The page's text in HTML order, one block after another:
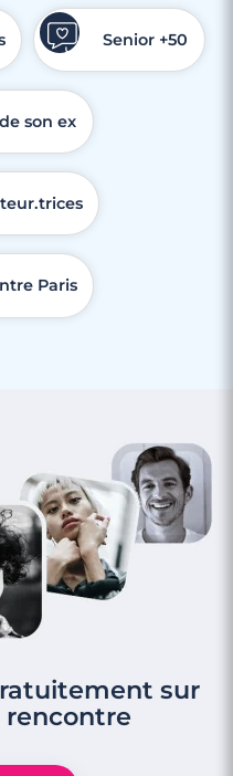
Senior +50
son ex
Paris
sur
rencontre